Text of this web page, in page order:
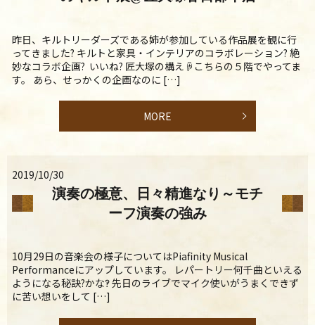
昨日、キルトリーダーズである姉が参加している作品展を観に行
ってきました? キルトと家具・インテリアのコラボレーション? 絶
妙なコラボ企画? いいね? 匠大塚の構え☟こちらの５階でやってま
す。 あら、せっかくの企画なのに […]
MORE
2019/10/30
演奏の極意、日々精進なり～モチ
ーフ演奏の強み
10月29日の音楽会の様子についてはPiafinity Musical
Performanceにアップしています。 レパートリー何千曲といえる
ようになる秘訣?かな‽ 先日のライブでマイク使いがうまくできず
に苦い想いをして […]